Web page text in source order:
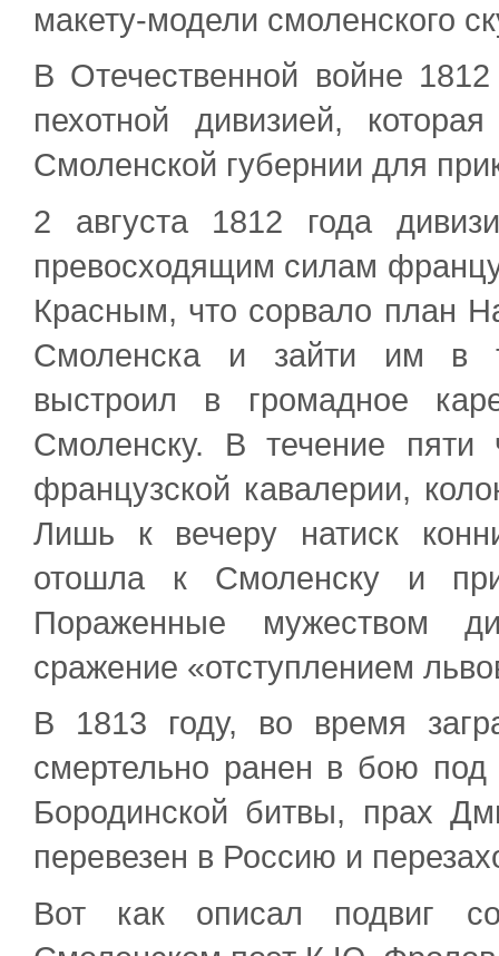
макету-модели смоленского
В Отечественной войне
пехотной дивизией,
Смоленской губернии для
2 августа 1812 года
превосходящим силам
Красным, что сорвало план
Смоленска и зайти им в
выстроил в громадное
Смоленску. В течение пяти
французской кавалерии,
Лишь к вечеру натиск
отошла к Смоленску и
Пораженные мужеством
сражение «отступлением
В 1813 году, во время
смертельно ранен в бою под
Бородинской битвы, прах
перевезен в Россию и
Вот как описал подвиг